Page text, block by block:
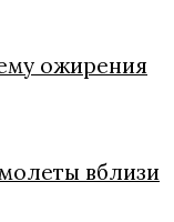
ожирения
вблизи